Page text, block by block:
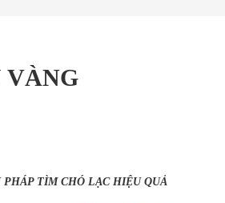
VÀNG
PHÁP TÌM CHÓ LẠC HIỆU QUẢ